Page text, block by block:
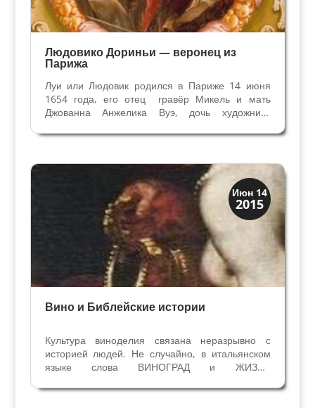
Людовико Дориньи — веронец из
Парижа
Луи или Людовик родился в Париже 14 июня
1654 года, его отец гравёр Микель и мать
Джованна Анжелика Вуэ, дочь художника
художником. Основы обучения живописи
пронизана творчеством. Луи ...
Июн 14
2015
История
Мифы и Библия
Вино и Библейские истории
Культура виноделия связана неразрывно с
историей людей. Не случайно, в итальянском
языке слова ВИНОГРАД и ЖИЗНЬ
случайно, что о вине и винограде есть истории в